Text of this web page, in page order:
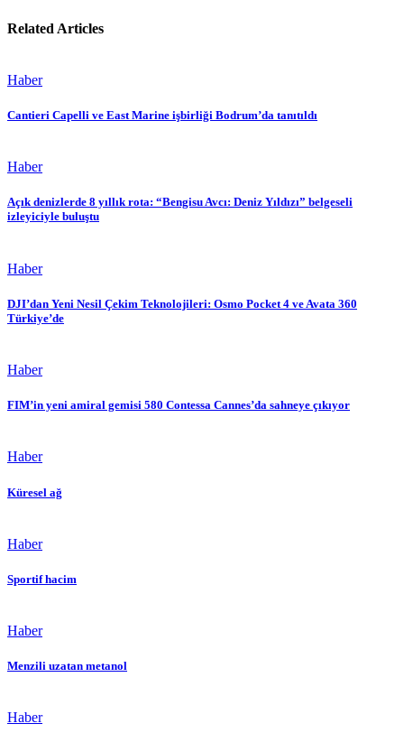
Related Articles
Haber
Cantieri Capelli ve East Marine işbirliği Bodrum’da tanıtıldı
Haber
Açık denizlerde 8 yıllık rota: “Bengisu Avcı: Deniz Yıldızı” belgeseli
izleyiciyle buluştu
Haber
DJI’dan Yeni Nesil Çekim Teknolojileri: Osmo Pocket 4 ve Avata 360
Türkiye’de
Haber
FIM’in yeni amiral gemisi 580 Contessa Cannes’da sahneye çıkıyor
Haber
Küresel ağ
Haber
Sportif hacim
Haber
Menzili uzatan metanol
Haber